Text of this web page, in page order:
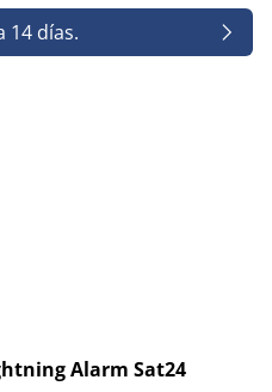
14 días.
Alarm Sat24